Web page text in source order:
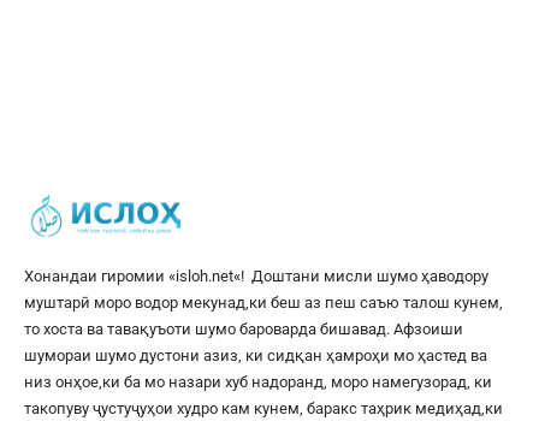
Хонандаи гиромии «isloh.net«! Доштани мисли шумо ҳаводору
муштарӣ моро водор мекунад,ки беш аз пеш саъю талош кунем,
то хоста ва тавақуъоти шумо бароварда бишавад. Афзоиши
шумораи шумо дустони азиз, ки сидқан ҳамроҳи мо ҳастед ва
низ онҳое,ки ба мо назари хуб надоранд, моро намегузорад, ки
такопуву ҷустуҷуҳои худро кам кунем, баракс таҳрик медиҳад,ки